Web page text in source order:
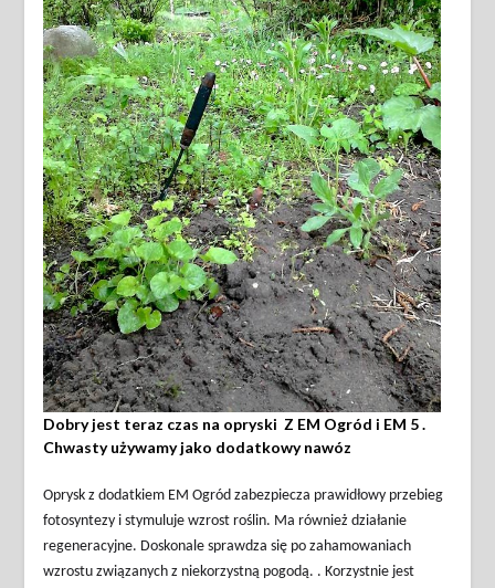
Dobry jest teraz czas na opryski Z EM Ogród i EM 5 .
Chwasty używamy jako dodatkowy nawóz
Oprysk z dodatkiem EM Ogród zabezpiecza prawidłowy przebieg
fotosyntezy i stymuluje wzrost roślin. Ma również działanie
regeneracyjne. Doskonale sprawdza się po zahamowaniach
wzrostu związanych z niekorzystną pogodą. . Korzystnie jest